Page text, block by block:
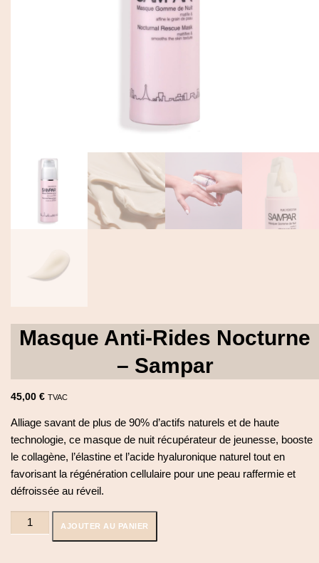
Mon Compte
Masque Anti-Rides Nocturne
– Sampar
45,00 € TVAC
Alliage savant de plus de 90% d’actifs naturels et de haute
technologie, ce masque de nuit récupérateur de jeunesse, booste
le collagène, l’élastine et l’acide hyaluronique naturel tout en
favorisant la régénération cellulaire pour une peau raffermie et
défroissée au réveil.
AJOUTER AU PANIER